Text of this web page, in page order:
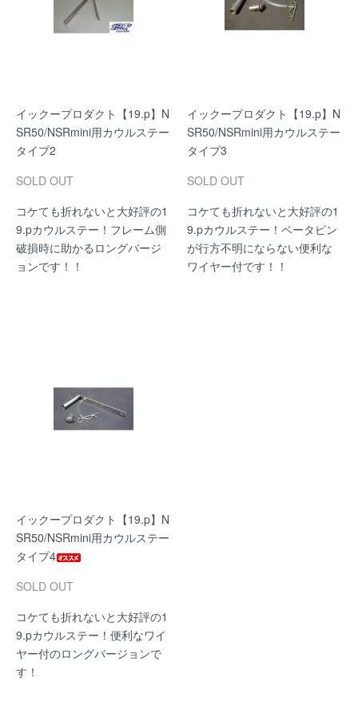
イックープロダクト【19.p】N
SR50/NSRmini用カウルステー
タイプ2
SOLD OUT
コケても折れないと大好評の1
9.pカウルステー！フレーム側
破損時に助かるロングバージ
ョンです！！
イックープロダクト【19.p】N
SR50/NSRmini用カウルステー
タイプ3
SOLD OUT
コケても折れないと大好評の1
9.pカウルステー！ベータピン
が行方不明にならない便利な
ワイヤー付です！！
イックープロダクト【19.p】N
SR50/NSRmini用カウルステー
タイプ4
SOLD OUT
コケても折れないと大好評の1
9.pカウルステー！便利なワイ
ヤー付のロングバージョンで
す！